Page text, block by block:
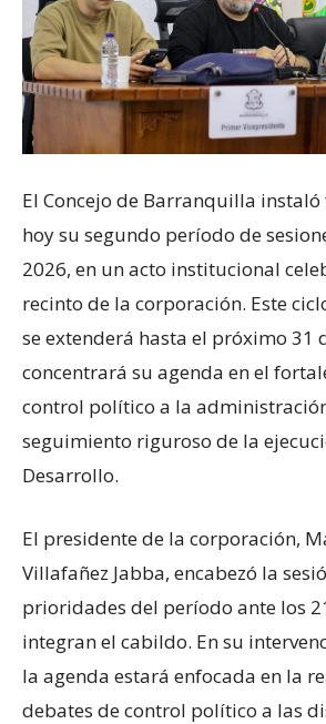
El Concejo de Barranquilla
hoy su segundo período de
2026, en un acto institucional
recinto de la corporación. Este
se extenderá hasta el próximo 31
concentrará su agenda en el
control político a la
seguimiento riguroso de la
Desarrollo.
El presidente de la corporación,
Villafañez Jabba, encabezó la
prioridades del período ante los
integran el cabildo. En su
la agenda estará enfocada en la
debates de control político a las